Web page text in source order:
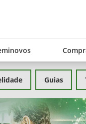
Guias